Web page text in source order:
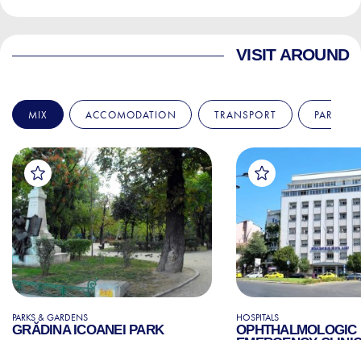
VISIT AROUND
MIX ACCOMODATION TRANSPORT PARKS
PARKS & GARDENS
GRĂDINA ICOANEI PARK
HOSPITALS
OPHTHALMOLOGIC